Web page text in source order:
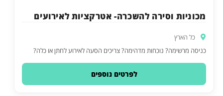
מכוניות וסירה להשכרה- אטרקציות לאירועים
כל הארץ
כניסה מרשימה? נוכחות מדהימה? צריכים הסעה לאירוע לחתן או כלה?
לפרטים נוספים